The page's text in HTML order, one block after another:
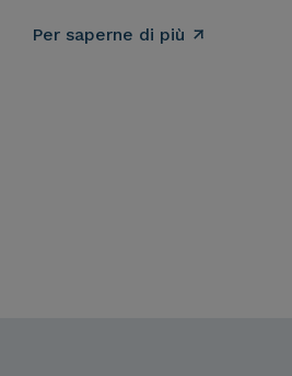
Per saperne di più